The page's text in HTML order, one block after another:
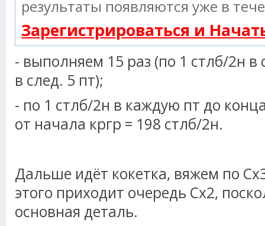
результаты появляются уже в
Зарегистрироваться и
- выполняем 15 раз (по 1 стлб/2н в
в след. 5 пт);
- по 1 стлб/2н в каждую пт до
от начала кргр = 198 стлб/2н.
Дальше идёт кокетка, вяжем по
этого приходит очередь Сх2,
основная деталь.